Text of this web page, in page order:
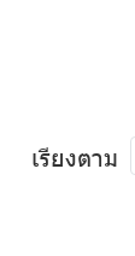
เรียงตาม